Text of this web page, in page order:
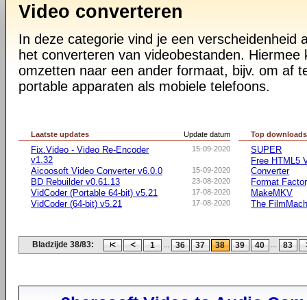
Video converteren
In deze categorie vind je een verscheidenheid
het converteren van videobestanden. Hiermee
omzetten naar een ander formaat, bijv. om af
portable apparaten als mobiele telefoons.
Update datum
Laatste updates
15-09-2020
Fix.Video - Video Re-Encoder
v1.32
15-09-2020
Aicoosoft Video Converter v6.0.0
23-08-2020
BD Rebuilder v0.61.13
17-08-2020
VidCoder (Portable 64-bit) v5.21
17-08-2020
VidCoder (64-bit) v5.21
Top downloads
SUPER
Free HTML5
Converter
Format
MakeMKV
The
Bladzijde 38/83: 1 ... 36 37 38 39 40 ... 83